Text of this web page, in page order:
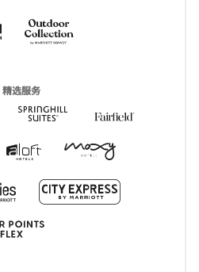
Max
打开新窗口
精选服务
Hotels
Points
开新窗口 Springhill Suites
打开新窗口Fairfield
打开新窗口
新窗口Aloft
打开新窗口 Moxy
打开新窗口
口Series
打开新窗口 City Express
打开新窗口
Four Points Express
打开新窗口